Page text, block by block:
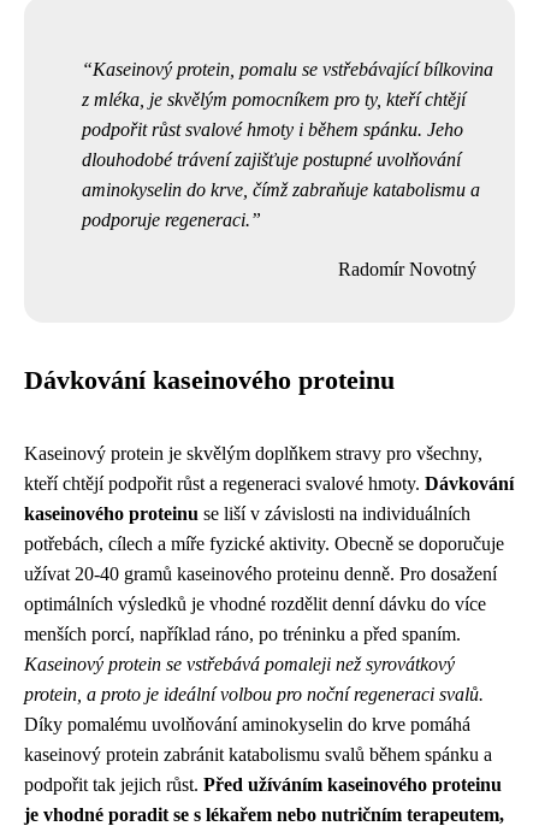
Kaseinový protein, pomalu se vstřebávající bílkovina
z mléka, je skvělým pomocníkem pro ty, kteří chtějí
podpořit růst svalové hmoty i během spánku. Jeho
dlouhodobé trávení zajišťuje postupné uvolňování
aminokyselin do krve, čímž zabraňuje katabolismu a
podporuje regeneraci.
Radomír Novotný
Dávkování kaseinového proteinu
Kaseinový protein je skvělým doplňkem stravy pro všechny,
kteří chtějí podpořit růst a regeneraci svalové hmoty. Dávkování
kaseinového proteinu se liší v závislosti na individuálních
potřebách, cílech a míře fyzické aktivity. Obecně se doporučuje
užívat 20-40 gramů kaseinového proteinu denně. Pro dosažení
optimálních výsledků je vhodné rozdělit denní dávku do více
menších porcí, například ráno, po tréninku a před spaním.
Kaseinový protein se vstřebává pomaleji než syrovátkový
protein, a proto je ideální volbou pro noční regeneraci svalů.
Díky pomalému uvolňování aminokyselin do krve pomáhá
kaseinový protein zabránit katabolismu svalů během spánku a
podpořit tak jejich růst. Před užíváním kaseinového proteinu
je vhodné poradit se s lékařem nebo nutričním terapeutem,